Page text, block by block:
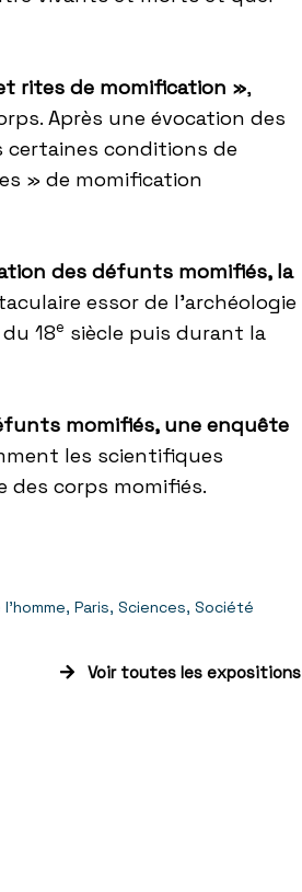
rites de momification »,
Après une évocation des
conditions de
» de momification
des défunts momifiés, la
essor de l’archéologie
18e siècle puis durant la
momifiés, une enquête
les scientifiques
des corps momifiés.
, Paris, Sciences, Société
Voir toutes les expositions